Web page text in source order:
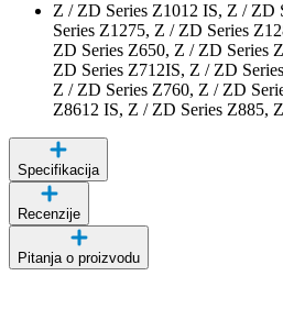
Z / ZD Series Z1012 IS, Z / ZD
Series Z1275, Z / ZD Series
ZD Series Z650, Z / ZD Series
ZD Series Z712IS, Z / ZD
Z / ZD Series Z760, Z / ZD
Z8612 IS, Z / ZD Series Z885,
Specifikacija
Recenzije
Pitanja o proizvodu